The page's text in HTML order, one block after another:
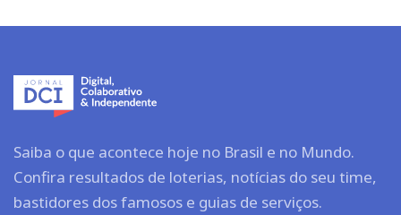
Saiba o que acontece hoje no Brasil e no Mundo.
Confira resultados de loterias, notícias do seu time,
bastidores dos famosos e guias de serviços.